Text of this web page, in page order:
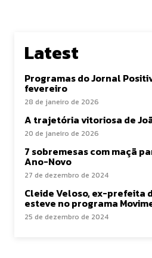
Latest
Programas do Jornal
fevereiro
28 de janeiro de 2026
A trajetória vitoriosa de
20 de janeiro de 2026
7 sobremesas com maçã
Ano-Novo
27 de dezembro de 2024
Cleide Veloso, ex-prefeita
esteve no programa
25 de dezembro de 2024